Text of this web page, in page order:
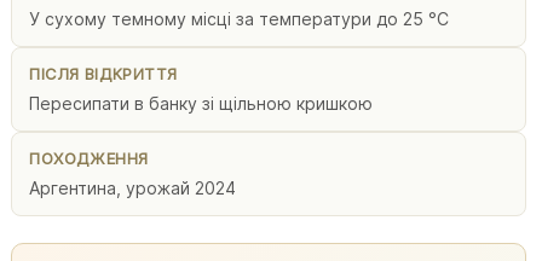
У сухому темному місці за температури до 25 °C
ПІСЛЯ ВІДКРИТТЯ
Пересипати в банку зі щільною кришкою
ПОХОДЖЕННЯ
Аргентина, урожай 2024